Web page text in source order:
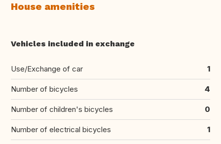
House amenities
Vehicles included in exchange
Use/Exchange of car 1
Number of bicycles 4
Number of children's bicycles 0
Number of electrical bicycles 1